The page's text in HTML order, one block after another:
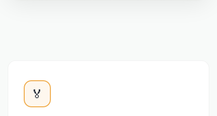
🏅